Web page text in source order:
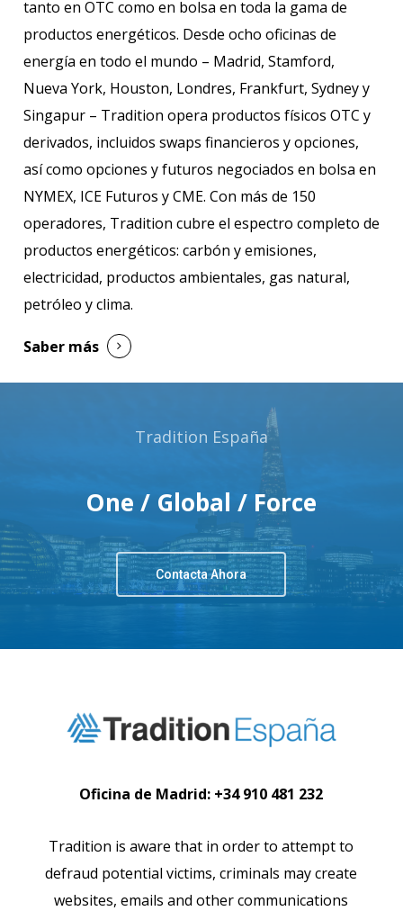
tanto en OTC como en bolsa en toda la gama de
productos energéticos. Desde ocho oficinas de
energía en todo el mundo – Madrid, Stamford,
Nueva York, Houston, Londres, Frankfurt, Sydney y
Singapur – Tradition opera productos físicos OTC y
derivados, incluidos swaps financieros y opciones,
así como opciones y futuros negociados en bolsa en
NYMEX, ICE Futuros y CME. Con más de 150
operadores, Tradition cubre el espectro completo de
productos energéticos: carbón y emisiones,
electricidad, productos ambientales, gas natural,
petróleo y clima.
Saber más
Tradition España
One / Global / Force
Contacta Ahora
Oficina de Madrid: +34 910 481 232
Tradition is aware that in order to attempt to
defraud potential victims, criminals may create
websites, emails and other communications